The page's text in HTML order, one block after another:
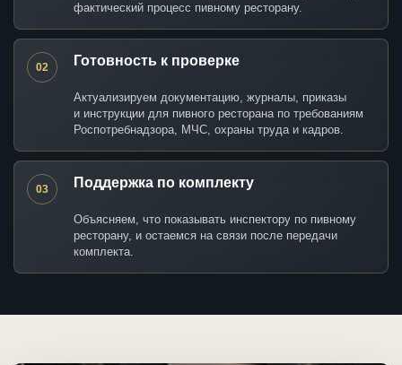
фактический процесс пивному ресторану.
02 Готовность к проверке
Актуализируем документацию, журналы, приказы
и инструкции для пивного ресторана по требованиям
Роспотребнадзора, МЧС, охраны труда и кадров.
03 Поддержка по комплекту
Объясняем, что показывать инспектору по пивному
ресторану, и остаемся на связи после передачи
комплекта.